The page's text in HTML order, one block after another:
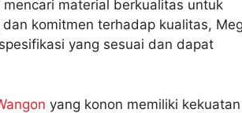
material berkualitas untuk
komitmen terhadap kualitas,
yang sesuai dan dapat
yang konon memiliki kekuatan